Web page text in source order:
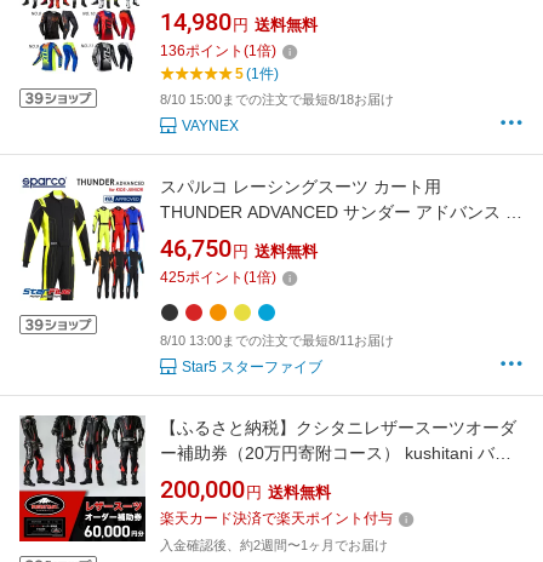
競技スーツ上下セット
14,980 円 送料無料
136ポイント (1倍)
5(1件)
8/10 15:00までの注文で最短8/18お届け
VAYNEX
スパルコ レーシングスーツ カート用
THUNDER ADVANCED サンダー アドバンス キ
ッズ ジュニア こども用 FIA8877-2022公認
Sparco 2026年モデル
46,750 円 送料無料
425ポイント (1倍)
8/10 13:00までの注文で最短8/11お届け
Star5 スターファイブ
【ふるさと納税】クシタニレザースーツオーダ
ー補助券（20万円寄附コース） kushitani バイ
ク チケット
200,000 円 送料無料
楽天カード決済で楽天ポイント付与
入金確認後、約2週間〜1ヶ月でお届け